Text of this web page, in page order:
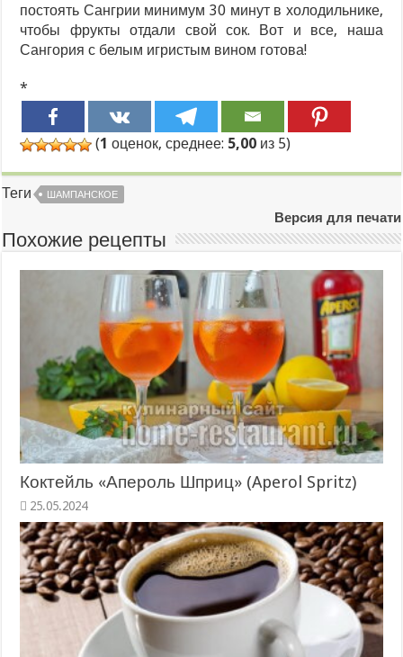
постоять Сангрии минимум 30 минут в холодильнике,
чтобы фрукты отдали свой сок. Вот и все, наша
Сангория с белым игристым вином готова!
*
(1 оценок, среднее: 5,00 из 5)
Теги ШАМПАНСКОЕ
Версия для печати
Похожие рецепты
Коктейль «Апероль Шприц» (Aperol Spritz)
25.05.2024